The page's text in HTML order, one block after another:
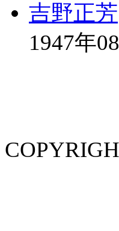
吉野正芳
1947年